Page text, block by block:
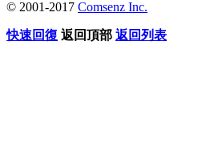
© 2001-2017 Comsenz Inc.
快速回復 返回頂部 返回列表